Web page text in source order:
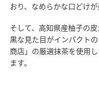
おり、なめらかな口どけが
そして、高知県産柚子の
黒な見た目がインパクト
商店」の厳選抹茶を使用
ます。